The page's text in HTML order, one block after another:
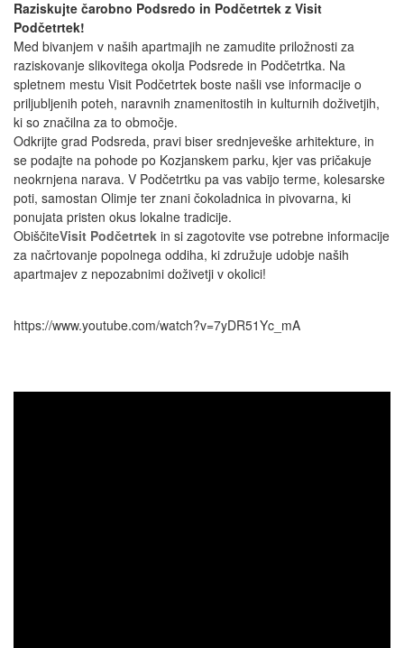
Raziskujte čarobno Podsredo in Podčetrtek z Visit
Podčetrtek!
Med bivanjem v naših apartmajih ne zamudite priložnosti za
raziskovanje slikovitega okolja Podsrede in Podčetrtka. Na
spletnem mestu Visit Podčetrtek boste našli vse informacije o
priljubljenih poteh, naravnih znamenitostih in kulturnih doživetjih,
ki so značilna za to območje.
Odkrijte grad Podsreda, pravi biser srednjeveške arhitekture, in
se podajte na pohode po Kozjanskem parku, kjer vas pričakuje
neokrnjena narava. V Podčetrtku pa vas vabijo terme, kolesarske
poti, samostan Olimje ter znani čokoladnica in pivovarna, ki
ponujata pristen okus lokalne tradicije.
ObiščiteVisit Podčetrtek in si zagotovite vse potrebne informacije
za načrtovanje popolnega oddiha, ki združuje udobje naših
apartmajev z nepozabnimi doživetji v okolici!
https://www.youtube.com/watch?v=7yDR51Yc_mA